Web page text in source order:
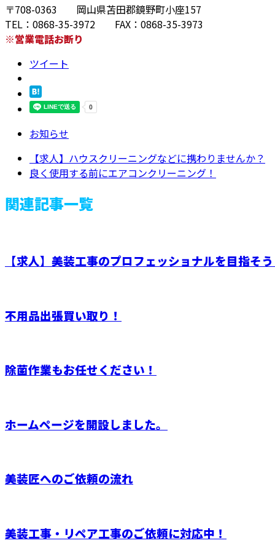
〒708-0363 岡山県苫田郡鏡野町小座157
TEL：0868-35-3972 FAX：0868-35-3973
※営業電話お断り
ツイート
お知らせ
【求人】ハウスクリーニングなどに携わりませんか？
良く使用する前にエアコンクリーニング！
関連記事一覧
【求人】美装工事のプロフェッショナルを目指そ
不用品出張買い取り！
除菌作業もお任せください！
ホームページを開設しました。
美装匠へのご依頼の流れ
美装工事・リペア工事のご依頼に対応中！